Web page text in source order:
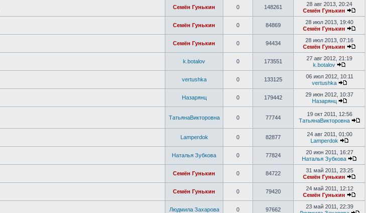
Семён Гунькин 0 148261
28 авг 2013, 20:24
Семён Гунькин
Семён Гунькин 0 84869
28 июл 2013, 19:40
Семён Гунькин
Семён Гунькин 0 94434
28 июл 2013, 07:16
Семён Гунькин
k.botalov 0 173551
27 авг 2012, 21:19
k.botalov
vertushka 0 133125
06 июл 2012, 10:11
vertushka
Назарянц 0 179442
29 июн 2012, 10:37
Назарянц
ТатьянаВикторовна 0 77744
19 окт 2011, 12:56
ТатьянаВикторовна
Lamperdok 0 82877
24 авг 2011, 01:00
Lamperdok
Наталья Зубкова 0 77824
20 июн 2011, 16:27
Наталья Зубкова
Семён Гунькин 0 84722
31 май 2011, 23:25
Семён Гунькин
Семён Гунькин 0 79420
24 май 2011, 12:12
Семён Гунькин
Людмила Захарова 0 97662
23 май 2011, 22:39